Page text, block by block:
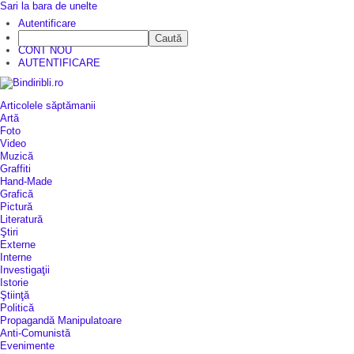
CONT NOU
AUTENTIFICARE
Articolele săptămanii
Artă
Foto
Video
Muzică
Graffiti
Hand-Made
Grafică
Pictură
Literatură
Ştiri
Externe
Interne
Investigaţii
Istorie
Ştiinţă
Politică
Propagandă Manipulatoare
Anti-Comunistă
Evenimente
Sari la bara de unelte
Autentificare
Caută